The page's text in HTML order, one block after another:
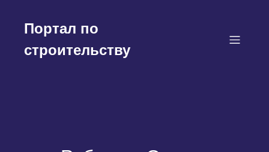
содержимому
Портал по
строительству